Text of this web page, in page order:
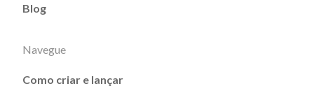
Blog
Navegue
Como criar e lançar